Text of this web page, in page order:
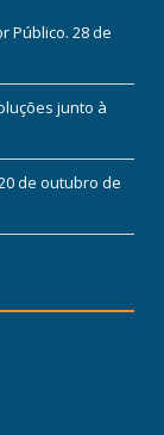
Público. 28 de
junto à
de outubro de